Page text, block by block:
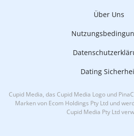
Über Uns
Dating
Cupid Media, das Cupid Media Logo und
Marken von Ecom Holdings Pty Ltd und
Cupid Media Pty Ltd